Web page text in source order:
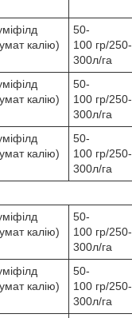
калію)
50-
100 гр/250-
300л/га
калію)
50-
100 гр/250-
300л/га
калію)
50-
100 гр/250-
300л/га
калію)
50-
100 гр/250-
300л/га
калію)
50-
100 гр/250-
300л/га